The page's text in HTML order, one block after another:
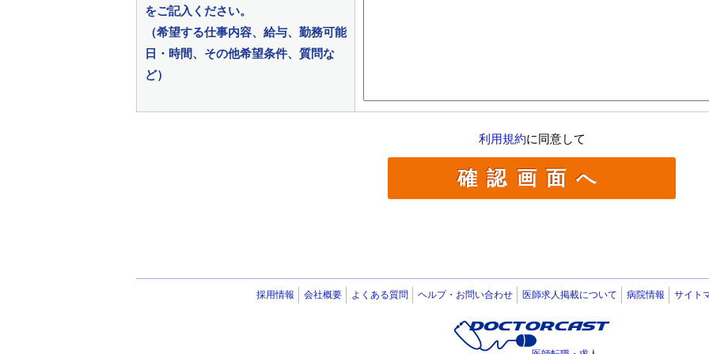
をご記入ください。
（希望する仕事内容、給与、勤務可能
日・時間、その他希望条件、質問な
ど）
利用規約に同意して
採用情報 会社概要 よくある質問 ヘルプ・お問い合わせ 医師求人掲載について 病院情報 サイト